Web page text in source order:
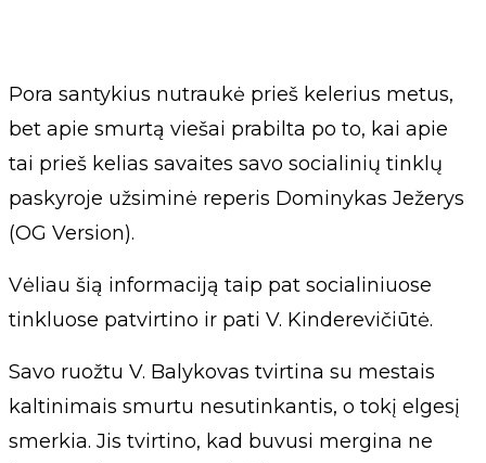
Pora santykius nutraukė prieš kelerius metus,
bet apie smurtą viešai prabilta po to, kai apie
tai prieš kelias savaites savo socialinių tinklų
paskyroje užsiminė reperis Dominykas Ježerys
(OG Version).
Vėliau šią informaciją taip pat socialiniuose
tinkluose patvirtino ir pati V. Kinderevičiūtė.
Savo ruožtu V. Balykovas tvirtina su mestais
kaltinimais smurtu nesutinkantis, o tokį elgesį
smerkia. Jis tvirtino, kad buvusi mergina ne